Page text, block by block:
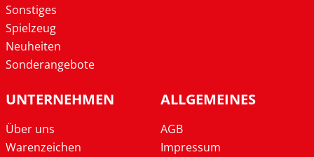
Sonstiges
Spielzeug
Neuheiten
Sonderangebote
UNTERNEHMEN
Über uns
Warenzeichen
ALLGEMEINES
AGB
Impressum